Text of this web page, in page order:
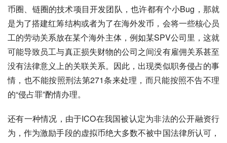
币圈、链圈的技术项目开发团队，也许都有个小Bug，那就
是为了搭建红筹结构或者为了在海外发币，会将一些核心员
工的劳动关系放在某个海外主体，例如某SPV公司里，这就
可能导致员工与真正损失财物的公司之间没有雇佣关系甚至
没有法律意义上的关联关系。因此，出现类似职务侵占的事
情，也不能按照刑法第271条来处理，而只能按照不告不理
的“侵占罪”酌情办理。
还有一种情况，由于ICO在我国被认定为非法的公开融资行
为，作为激励手段的虚拟币绝大多数不被中国法律所认可，